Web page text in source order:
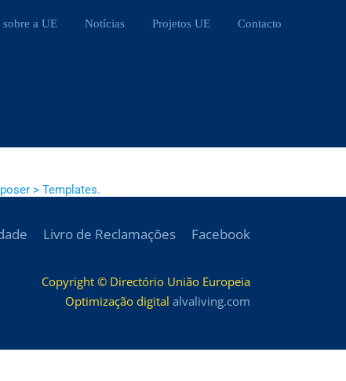
a UE Notícias Projetos UE Contacto
> Templates.
Livro de Reclamações Facebook
Copyright © Directório União Europeia
Optimização digital alvaliving.com